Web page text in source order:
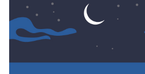
guidate
dai
valori